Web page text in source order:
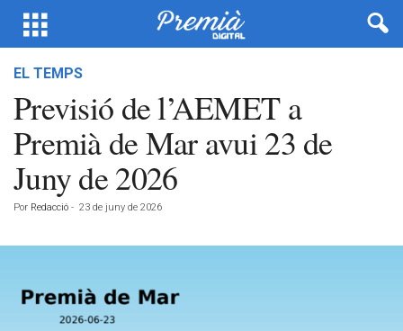
EL TEMPS
Previsió de l’AEMET a
Premià de Mar avui 23 de
Juny de 2026
Por Redacció - 23 de juny de 2026